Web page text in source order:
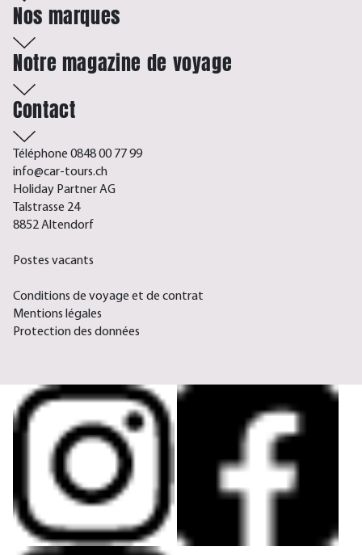
Nos marques
Notre magazine de voyage
Contact
Téléphone 0848 00 77 99
info@car-tours.ch
Holiday Partner AG
Talstrasse 24
8852 Altendorf
Postes vacants
Conditions de voyage et de contrat
Mentions légales
Protection des données